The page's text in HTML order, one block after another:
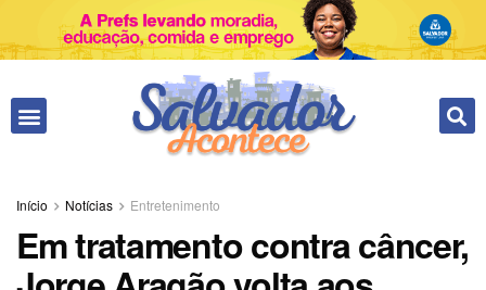
Início Notícias Entretenimento
Em tratamento contra câncer,